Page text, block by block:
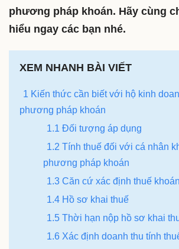
phương pháp khoán. Hãy cùng
hiểu ngay các bạn nhé.
XEM NHANH BÀI VIẾT
1 Kiến thức cần biết với hộ kinh
phương pháp khoán
1.1 Đối tượng áp dụng
1.2 Tính thuế đối với cá nhân
phương pháp khoán
1.3 Căn cứ xác định thuế khoán
1.4 Hồ sơ khai thuế
1.5 Thời hạn nộp hồ sơ khai
1.6 Xác định doanh thu tính